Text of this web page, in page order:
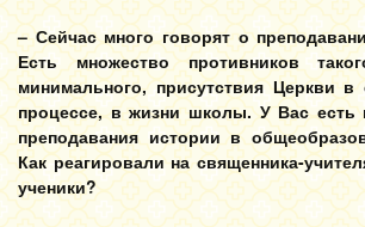
– Сейчас много говорят о
Есть множество противников
минимального, присутствия Церкви в
процессе, в жизни школы. У Вас есть
преподавания истории в
Как реагировали на священника-
ученики?